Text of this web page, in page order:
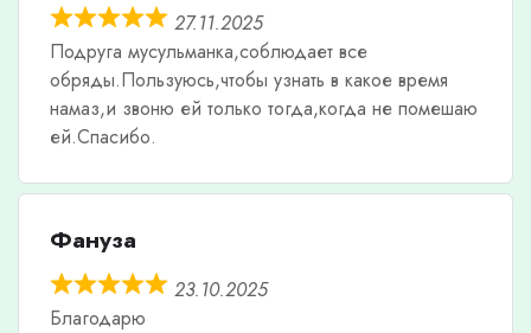
27.11.2025
Подруга мусульманка,соблюдает все
обряды.Пользуюсь,чтобы узнать в какое время
намаз,и звоню ей только тогда,когда не помешаю
ей.Спасибо.
Фануза
23.10.2025
Благодарю